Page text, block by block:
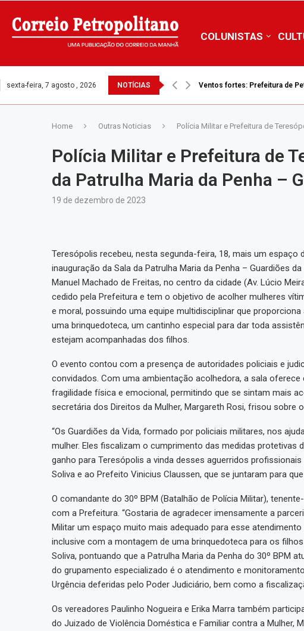
COLUNISTAS
sexta-feira, 7 agosto , 2026 NOTÍCIAS Defensoria tenta impedir
Home Outras Noticias Polícia Militar e Prefeitura de
Polícia Militar e Prefeitura de
da Patrulha Maria da Penha –
19 de dezembro de 2023
Teresópolis recebeu, nesta segunda-feira, 18, mais um
inauguração da Sala da Patrulha Maria da Penha – Guardiões
Manuel Machado de Freitas, no centro da cidade (Av. Lúcio
cedido pela Prefeitura e tem o objetivo de acolher mulheres
e moral, possuindo uma equipe multidisciplinar que
uma brinquedoteca, um cantinho especial para dar toda
estejam acompanhadas dos filhos.
O evento contou com a presença de autoridades policiais e
convidados. Com uma ambientação acolhedora, a sala
fragilidade física e emocional, permitindo que se sintam mais
secretária dos Direitos da Mulher, Margareth Rosi, frisou sobre
“Os Guardiões da Vida, formado por policiais militares, nos
mulher. Eles fiscalizam o cumprimento das medidas protetivas
ganho para Teresópolis a vinda desses aguerridos
Soliva e ao Prefeito Vinicius Claussen, que se juntaram para
O comandante do 30º BPM (Batalhão de Polícia Militar),
com a Prefeitura. “Gostaria de agradecer imensamente a
Militar um espaço muito mais adequado para esse
inclusive com a montagem de uma brinquedoteca para os
Soliva, pontuando que a Patrulha Maria da Penha do 30º BPM
do grupamento especializado é o atendimento e
Urgência deferidas pelo Poder Judiciário, bem como a
Os vereadores Paulinho Nogueira e Erika Marra também
do Juizado de Violência Doméstica e Familiar contra a Mulher,